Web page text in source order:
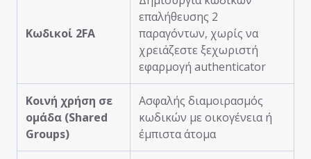
Κωδικοί 2FA
επαλήθευσης 2
παραγόντων, χωρίς να
χρειάζεστε ξεχωριστή
εφαρμογή authenticator
Κοινή χρήση σε
ομάδα (Shared
Groups)
Ασφαλής διαμοιρασμός
κωδικών με οικογένεια ή
έμπιστα άτομα